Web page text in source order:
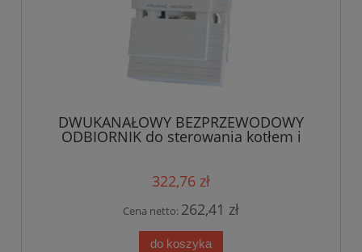
DWUKANAŁOWY BEZPRZEWODOWY
ODBIORNIK do sterowania kotłem i
322,76 zł
Cena netto: 262,41 zł
do koszyka